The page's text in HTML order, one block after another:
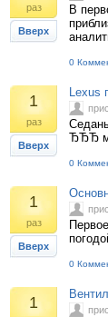
раз
Вверх
В
0
1
раз
Вверх
Lexus
ЂЂЂ
0
1
раз
Вверх
0
1